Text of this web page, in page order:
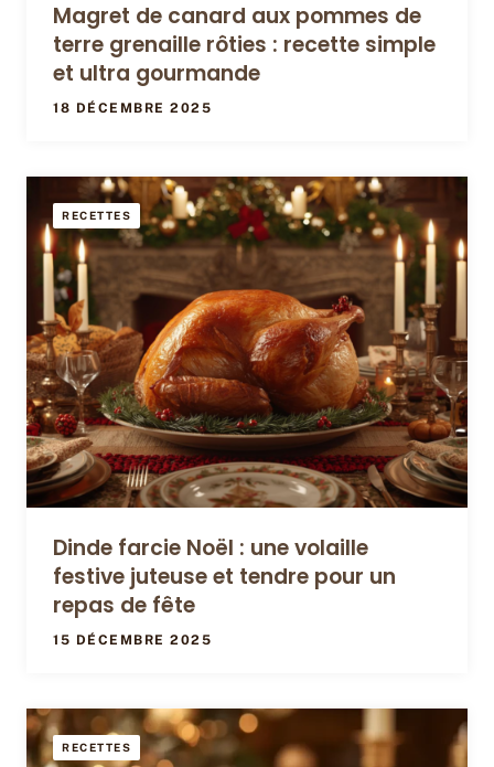
Magret de canard aux pommes de
terre grenaille rôties : recette simple
et ultra gourmande
18 DÉCEMBRE 2025
RECETTES
Dinde farcie Noël : une volaille
festive juteuse et tendre pour un
repas de fête
15 DÉCEMBRE 2025
RECETTES